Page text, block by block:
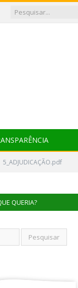
5_ADJUDICAÇÃO.pdf
QUERIA?